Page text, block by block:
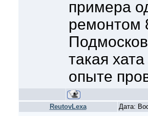
примера
ремонтом
такая
опыте
ReutovLexa Дата: